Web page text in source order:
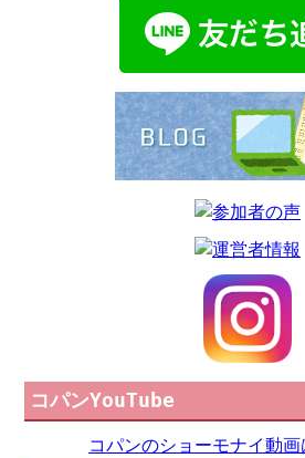
コパンYouTube
コパンのショーモナイ動